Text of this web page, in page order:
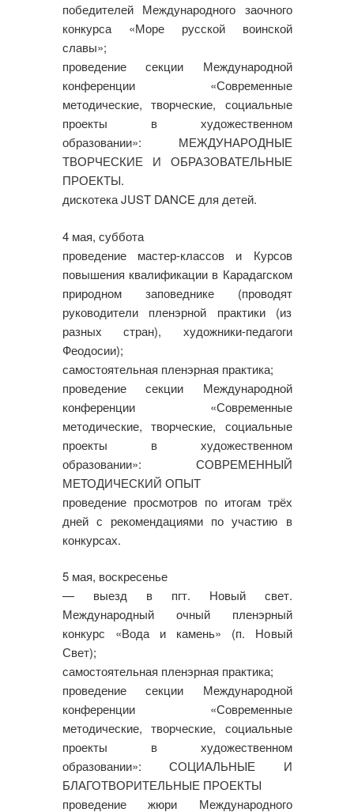
победителей Международного заочного
конкурса «Море русской воинской
славы»;
проведение секции Международной
конференции «Современные
методические, творческие, социальные
проекты в художественном
образовании»: МЕЖДУНАРОДНЫЕ
ТВОРЧЕСКИЕ И ОБРАЗОВАТЕЛЬНЫЕ
ПРОЕКТЫ.
дискотека JUST DANCE для детей.
4 мая, суббота
проведение мастер-классов и Курсов
повышения квалификации в Карадагском
природном заповеднике (проводят
руководители пленэрной практики (из
разных стран), художники-педагоги
Феодосии);
самостоятельная пленэрная практика;
проведение секции Международной
конференции «Современные
методические, творческие, социальные
проекты в художественном
образовании»: СОВРЕМЕННЫЙ
МЕТОДИЧЕСКИЙ ОПЫТ
проведение просмотров по итогам трёх
дней с рекомендациями по участию в
конкурсах.
5 мая, воскресенье
— выезд в пгт. Новый свет.
Международный очный пленэрный
конкурс «Вода и камень» (п. Новый
Свет);
самостоятельная пленэрная практика;
проведение секции Международной
конференции «Современные
методические, творческие, социальные
проекты в художественном
образовании»: СОЦИАЛЬНЫЕ И
БЛАГОТВОРИТЕЛЬНЫЕ ПРОЕКТЫ
проведение жюри Международного